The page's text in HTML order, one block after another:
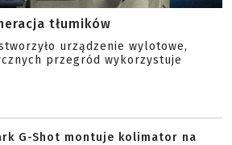
tłumików
urządzenie wylotowe,
przegród wykorzystuje
G-Shot montuje kolimator na